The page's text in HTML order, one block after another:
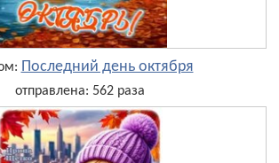
Последний день октября
отправлена: 562 раза